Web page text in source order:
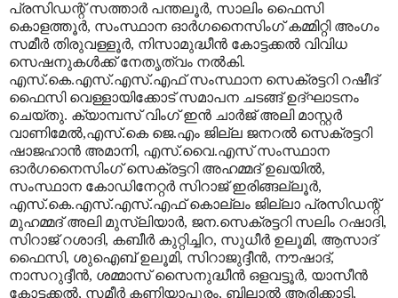
പ്രസിഡന്റ് സത്താർ പന്തലൂർ, സാലിം ഫൈസി
കൊളത്തൂർ, സംസ്ഥാന ഓർഗനൈസിംഗ് കമ്മിറ്റി അംഗം
സമീർ തിരുവള്ളൂർ, നിസാമുദ്ധീൻ കോട്ടക്കൽ വിവിധ
സെഷനുകൾക്ക് നേതൃത്വം നൽകി.
എസ്.കെ.എസ്.എസ്.എഫ്‌ സംസ്ഥാന സെക്രട്ടറി റഷീദ്
ഫൈസി വെള്ളായിക്കോട്‌ സമാപന ചടങ്ങ്‌ ഉദ്ഘാടനം
ചെയ്തു. ക്യാമ്പസ് വിംഗ് ഇൻ ചാർജ് അലി മാസ്റ്റർ
വാണിമേൽ,എസ്.കെ ജെ.എം ജില്ല ജനറൽ സെക്രട്ടറി
ഷാജഹാൻ അമാനി, എസ്.വൈ.എസ് സംസ്ഥാന
ഓർഗനൈസിംഗ് സെക്രട്ടറി അഹമ്മദ് ഉഖയിൽ,
സംസ്ഥാന കോഡിനേറ്റർ സിറാജ് ഇരിങ്ങല്ലൂർ,
എസ്.കെ.എസ്.എസ്.എഫ് കൊല്ലം ജില്ലാ പ്രസിഡന്റ്
മുഹമ്മദ് അലി മുസ്‌ലിയാർ, ജന.സെക്രട്ടറി സലിം റഷാദി,
സിറാജ് റശാദി, കബീർ കുറ്റിച്ചിറ, സുധീർ ഉലൂമി, ആസാദ്
ഫൈസി, ശുഐബ് ഉലൂമി, സിറാജുദ്ദീൻ, നൗഷാദ്,
നാസറുദ്ദീൻ, ശമ്മാസ് സൈനുദ്ധീൻ ഒളവട്ടൂർ, യാസീൻ
കോട്ടക്കൽ, സമീർ കണിയാപുരം, ബിലാൽ ആരിക്കാടി,